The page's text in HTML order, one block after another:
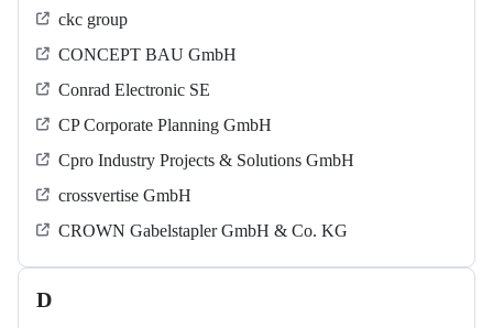
ckc group
CONCEPT BAU GmbH
Conrad Electronic SE
CP Corporate Planning GmbH
Cpro Industry Projects & Solutions GmbH
crossvertise GmbH
CROWN Gabelstapler GmbH & Co. KG
D